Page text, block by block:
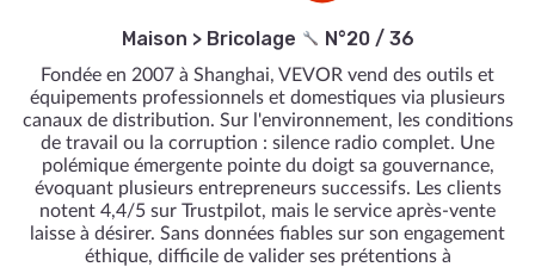
Maison > Bricolage N°20 / 36
Fondée en 2007 à Shanghai, VEVOR vend des outils et
équipements professionnels et domestiques via plusieurs
canaux de distribution. Sur l'environnement, les conditions
de travail ou la corruption : silence radio complet. Une
polémique émergente pointe du doigt sa gouvernance,
évoquant plusieurs entrepreneurs successifs. Les clients
notent 4,4/5 sur Trustpilot, mais le service après-vente
laisse à désirer. Sans données fiables sur son engagement
éthique, difficile de valider ses prétentions à